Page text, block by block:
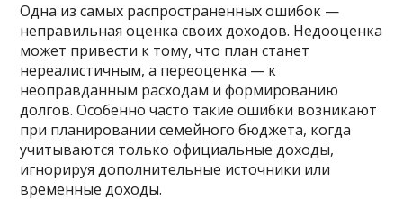
Одна из самых распространенных ошибок —
неправильная оценка своих доходов. Недооценка
может привести к тому, что план станет
нереалистичным, а переоценка — к
неоправданным расходам и формированию
долгов. Особенно часто такие ошибки возникают
при планировании семейного бюджета, когда
учитываются только официальные доходы,
игнорируя дополнительные источники или
временные доходы.